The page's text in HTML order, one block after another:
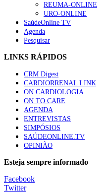
Trodelvy aprovado
Especialistas
57 visualizações
MAIS NOTÍCIAS
7 Ago, 2026
REUMA-ONLINE
URO-ONLINE
SaúdeOnline TV
Agenda
Pesquisar
LINKS RÁPIDOS
CRM Digest
CARDIORRENAL LINK
ON CARDIOLOGIA
ON TO CARE
AGENDA
ENTREVISTAS
SIMPÓSIOS
SAÚDEONLINE.TV
OPINIÃO
Esteja sempre informado
Facebook
Twitter